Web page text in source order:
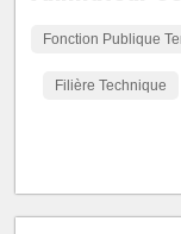
Fonction Publique
Filière Technique